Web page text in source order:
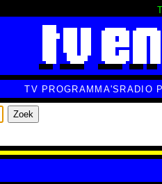
TV PROGRAMMA'S RADIO
Zoek